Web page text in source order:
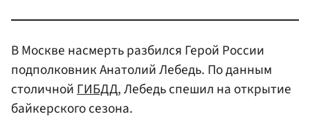
В Москве насмерть разбился Герой России
подполковник Анатолий Лебедь. По данным
столичнойГИБДД, Лебедь спешил на открытие
байкерского сезона.